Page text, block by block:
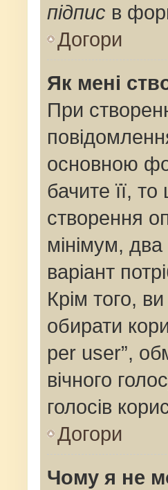
підпис в
Догори
Як мені
При
основною
бачите її,
створення
мінімум, два
варіант
Крім того, ви
обирати
per user”,
вічного
голосів
Догори
Чому я не